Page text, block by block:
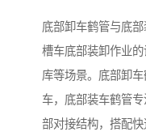
底部卸车鹤管与底
槽车底部装卸作业
库等场景。底部卸
车，底部装车鹤管
部对接结构，搭配